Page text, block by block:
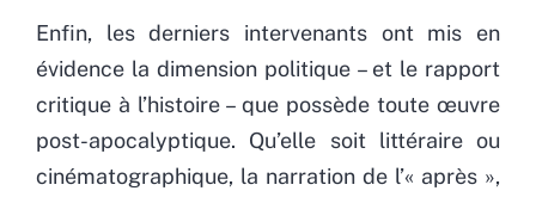
Enfin, les derniers intervenants ont mis en
évidence la dimension politique – et le rapport
critique à l’histoire – que possède toute œuvre
post-apocalyptique. Qu’elle soit littéraire ou
cinématographique, la narration de l’« après »,